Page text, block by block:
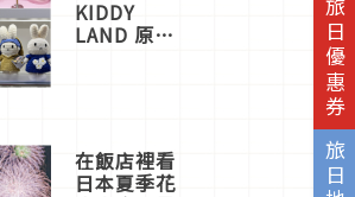
旅日優惠券
KIDDY
LAND 原宿
店3分即達
在飯店裡看
日本夏季花